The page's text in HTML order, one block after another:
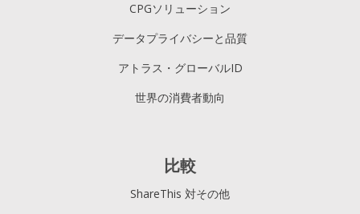
CPGソリューション
データプライバシーと品質
アトラス・グローバルID
世界の消費者動向
比較
ShareThis 対その他